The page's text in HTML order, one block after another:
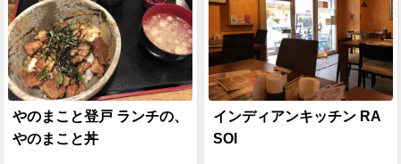
やのまこと登戸 ランチの、
やのまこと丼
インディアンキッチン RA
SOI